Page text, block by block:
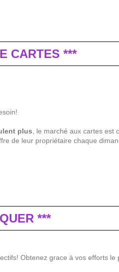
CARTES ***
plus , le marché aux cartes
de leur propriétaire chaque
***
Obtenez grace à vos efforts le